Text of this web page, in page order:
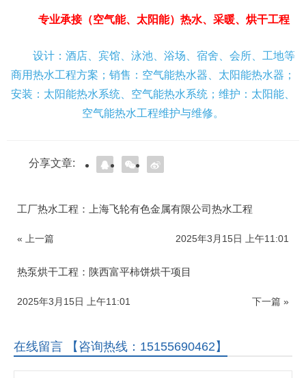
专业承接（空气能、太阳能）热水、采暖、烘干工程
设计：酒店、宾馆、泳池、浴场、宿舍、会所、工地等
商用热水工程方案；销售：空气能热水器、太阳能热水器；
安装：太阳能热水系统、空气能热水系统；维护：太阳能、
空气能热水工程维护与维修。
分享文章:
工厂热水工程：上海飞轮有色金属有限公司热水工程
« 上一篇 2025年3月15日 上午11:01
热泵烘干工程：陕西富平柿饼烘干项目
下一篇 »
2025年3月15日 上午11:01
在线留言 【咨询热线：15155690462】